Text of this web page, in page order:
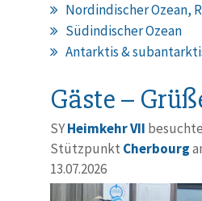
Nordindischer Ozean,
Südindischer Ozean
Antarktis &
Gäste –
SYHeimkehr VII besuchte
Stützpunkt Cherbourg
13.07.2026